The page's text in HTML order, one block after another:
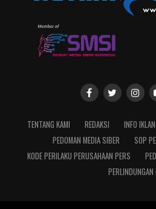
TENTANG KAMI REDAKSI INFO IKLAN
PEDOMAN MEDIA SIBER
SOP
KODE PERILAKU PERUSAHAAN PERS
PERLINDUNGAN